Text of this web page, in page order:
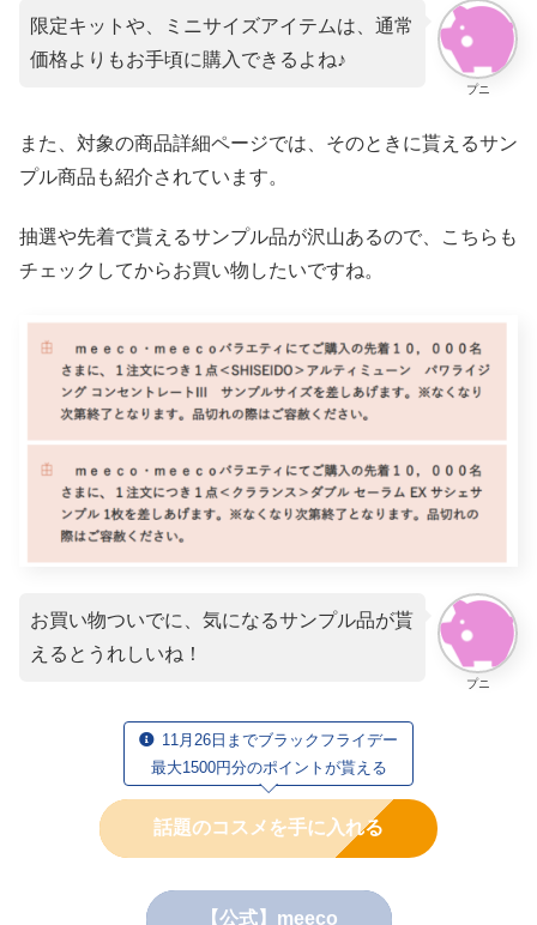
プニ
限定キットや、ミニサイズアイテムは、通常
価格よりもお手頃に購入できるよね♪
また、対象の商品詳細ページでは、そのときに貰えるサン
プル商品も紹介されています。
抽選や先着で貰えるサンプル品が沢山あるので、こちらも
チェックしてからお買い物したいですね。
プニ
お買い物ついでに、気になるサンプル品が貰
えるとうれしいね！
11月26日までブラックフライデー
最大1500円分のポイントが貰える
話題のコスメを手に入れる
【公式】meeco